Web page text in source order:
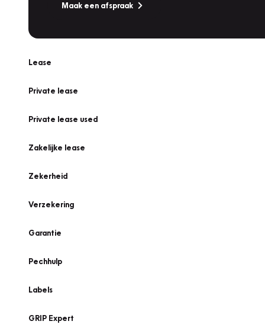
Maak een afspraak
Lease
Private lease
Private lease used
Zakelijke lease
Zekerheid
Verzekering
Garantie
Pechhulp
Labels
GRIP Expert